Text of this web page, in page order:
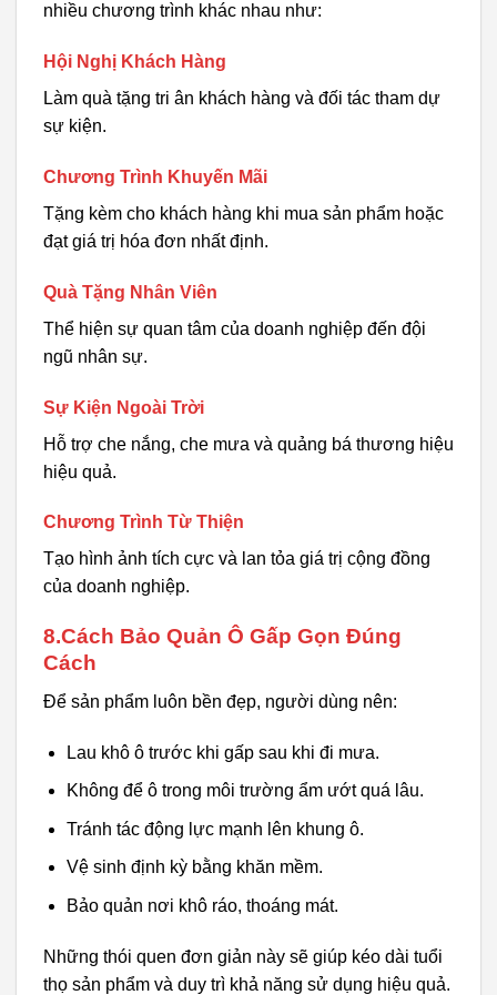
nhiều chương trình khác nhau như:
Hội Nghị Khách Hàng
Làm quà tặng tri ân khách hàng và đối tác tham dự
sự kiện.
Chương Trình Khuyến Mãi
Tặng kèm cho khách hàng khi mua sản phẩm hoặc
đạt giá trị hóa đơn nhất định.
Quà Tặng Nhân Viên
Thể hiện sự quan tâm của doanh nghiệp đến đội
ngũ nhân sự.
Sự Kiện Ngoài Trời
Hỗ trợ che nắng, che mưa và quảng bá thương hiệu
hiệu quả.
Chương Trình Từ Thiện
Tạo hình ảnh tích cực và lan tỏa giá trị cộng đồng
của doanh nghiệp.
8.Cách Bảo Quản Ô Gấp Gọn Đúng
Cách
Để sản phẩm luôn bền đẹp, người dùng nên:
Lau khô ô trước khi gấp sau khi đi mưa.
Không để ô trong môi trường ẩm ướt quá lâu.
Tránh tác động lực mạnh lên khung ô.
Vệ sinh định kỳ bằng khăn mềm.
Bảo quản nơi khô ráo, thoáng mát.
Những thói quen đơn giản này sẽ giúp kéo dài tuổi
thọ sản phẩm và duy trì khả năng sử dụng hiệu quả.